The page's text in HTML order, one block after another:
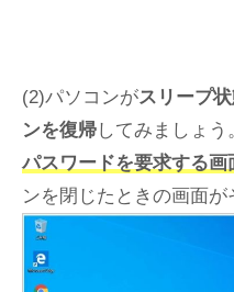
(2)パソコンがスリープ
ンを復帰してみましょう
パスワードを要求する画
ンを閉じたときの画面が